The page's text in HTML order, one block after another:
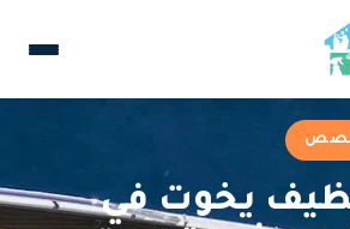
يخوت في